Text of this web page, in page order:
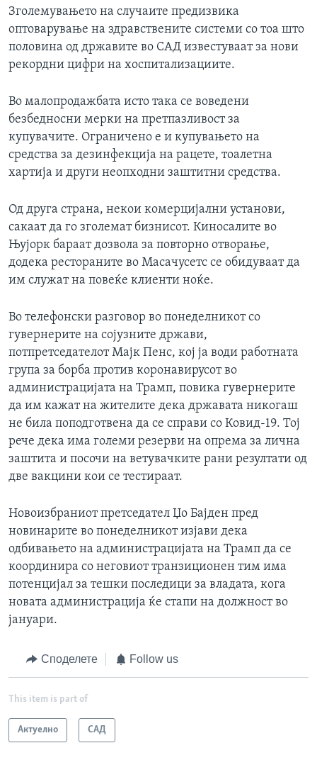
Зголемувањето на случаите предизвика
оптоварување на здравствените системи со тоа што
половина од државите во САД известуваат за нови
рекордни цифри на хоспитализациите.
Во малопродажбата исто така се воведени
безбедносни мерки на претпазливост за
купувачите. Ограничено е и купувањето на
средства за дезинфекција на рацете, тоалетна
хартија и други неопходни заштитни средства.
Од друга страна, некои комерцијални установи,
сакаат да го зголемат бизнисот. Киносалите во
Њујорк бараат дозвола за повторно отворање,
додека рестораните во Масачусетс се обидуваат да
им служат на повеќе клиенти ноќе.
Во телефонски разговор во понеделникот со
гувернерите на сојузните држави,
потпретседателот Мајк Пенс, кој ја води работната
група за борба против коронавирусот во
администрацијата на Трамп, повика гувернерите
да им кажат на жителите дека државата никогаш
не била поподготвена да се справи со Ковид-19. Тој
рече дека има големи резерви на опрема за лична
заштита и посочи на ветувачките рани резултати од
две вакцини кои се тестираат.
Новоизбраниот претседател Џо Бајден пред
новинарите во понеделникот изјави дека
одбивањето на администрацијата на Трамп да се
координира со неговиот транзиционен тим има
потенцијал за тешки последици за владата, кога
новата администрација ќе стапи на должност во
јануари.
Споделете Follow us
This item is part of
Актуелно САД